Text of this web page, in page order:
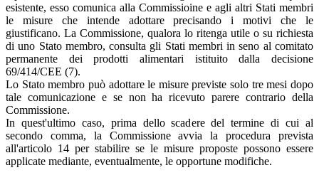
esistente, esso comunica alla Commissioine e agli altri Stati membri
le misure che intende adottare precisando i motivi che le
giustificano. La Commissione, qualora lo ritenga utile o su richiesta
di uno Stato membro, consulta gli Stati membri in seno al comitato
permanente dei prodotti alimentari istituito dalla decisione
69/414/CEE (7).
Lo Stato membro può adottare le misure previste solo tre mesi dopo
tale comunicazione e se non ha ricevuto parere contrario della
Commissione.
In quest'ultimo caso, prima dello scadere del termine di cui al
secondo comma, la Commissione avvia la procedura prevista
all'articolo 14 per stabilire se le misure proposte possono essere
applicate mediante, eventualmente, le opportune modifiche.